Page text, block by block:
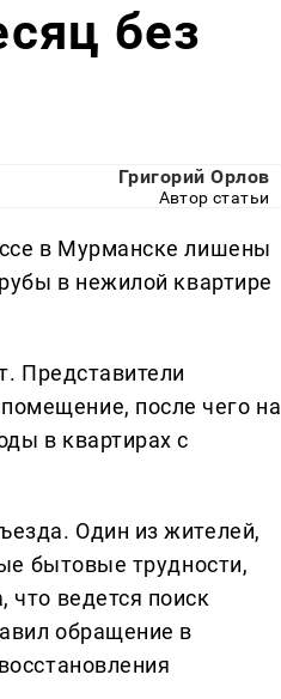
без
Григорий Орлов
Автор статьи
в Мурманске лишены
в нежилой квартире
Представители
после чего на
в квартирах с
Один из жителей,
бытовые трудности,
ведется поиск
обращение в